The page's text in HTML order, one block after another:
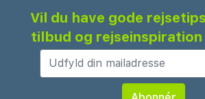
Vil du have gode
tilbud og rejseinspiration